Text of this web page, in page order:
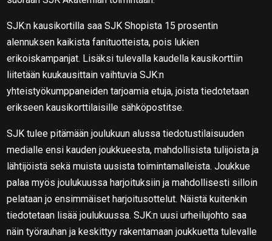
SJK:n kausikortilla saa SJK Shopista 15 prosentin
alennuksen kaikista fanituotteista, pois lukien
erikoiskampanjat. Lisäksi tulevalla kaudella kausikorttiin
liitetään kuukausittain vaihtuvia SJK:n
yhteistyökumppaneiden tarjoamia etuja, joista tiedotetaan
erikseen kausikorttilaisille sähköpostitse.
SJK tulee pitämään joulukuun alussa tiedotustilaisuuden
medialle ensi kauden joukkueesta, mahdollisista tulijoista ja
lähtijöistä sekä muista uusista toimintamalleista. Joukkue
palaa myös joulukuussa harjoituksiin ja mahdollisesti silloin
pelataan jo ensimmäiset harjoitusottelut. Näistä kuitenkin
tiedotetaan lisää joulukuussa. SJK:n uusi urheilujohto saa
näin työrauhan ja keskittyy rakentamaan joukkuetta tulevalle